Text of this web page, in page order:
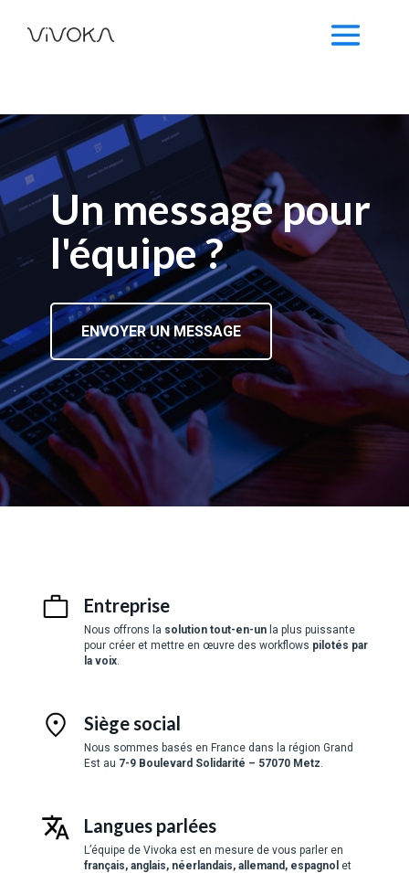
Un message pour
l'équipe ?
ENVOYER UN MESSAGE
Entreprise
Nous offrons la solution tout-en-unla plus puissante
pour créer et mettre en œuvre des workflows pilotés par
la voix.
Siège social
Nous sommes basés en France dans la région Grand
Est au 7-9 Boulevard Solidarité – 57070 Metz
Langues parlées
L’équipe de Vivoka est en mesure de vous parler en
français, anglais, néerlandais, allemand, espagnol et